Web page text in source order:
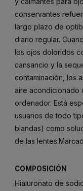
conservantes
largo plazo de
diario regular.
los ojos doloridos
cansancio y la
contaminación, los
aire acondicionado
ordenador. Está
usuarios de todo
blandas) como
de las
COMPOSICIÓN
Hialuronato de